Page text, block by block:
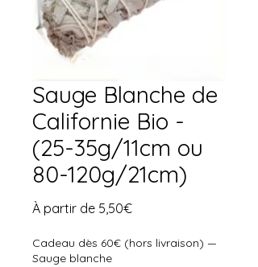
Sauge Blanche de
Californie Bio -
(25-35g/11cm ou
80-120g/21cm)
À partir de 5,50€Prix
Cadeau dès 60€ (hors livraison) —
Sauge blanche